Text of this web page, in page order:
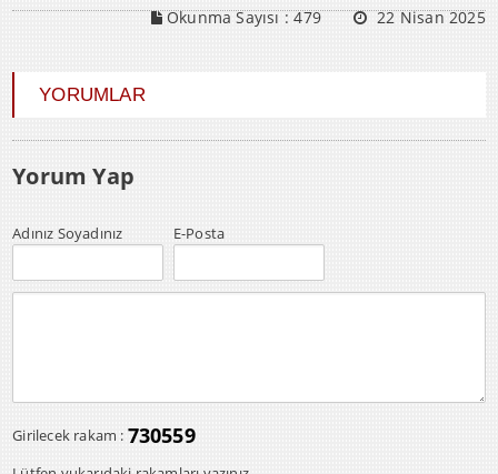
Okunma Sayısı :479 22 Nisan 2025
YORUMLAR
Yorum Yap
Adınız Soyadınız E-Posta
Girilecek rakam : 730559